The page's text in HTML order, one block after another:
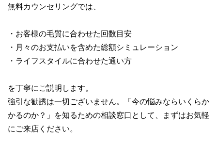
無料カウンセリングでは、
・お客様の毛質に合わせた回数目安
・月々のお支払いを含めた総額シミュレーション
・ライフスタイルに合わせた通い方
を丁寧にご説明します。
強引な勧誘は一切ございません。「今の悩みならいくらか
かるのか？」を知るための相談窓口として、まずはお気軽
にご来店ください。